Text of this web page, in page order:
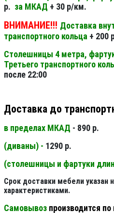
р. за МКАД + 30 р/км.
ВНИМАНИЕ!!! Доставка
транспортного кольца + 200
Столешницы 4 метра,
Третьего транспортного
после 22:00
Доставка до
в пределах МКАД - 890 р.
(диваны) - 1290 р.
(столешницы и фартуки
Срок доставки мебели указан
характеристиками.
Самовывоз производится